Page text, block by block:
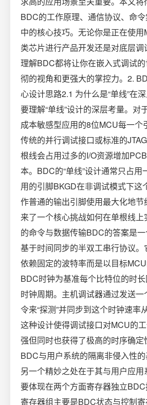
BDC的工作原理、通信协议、命
中的核心技巧。无论你是正在使
类芯片进行产品开发还是对底层
理解BDC都将让你在嵌入式调试
彻的视角和更强大的掌控力。2.
心设计思路2.1 为什么是“单线”在
要理解“单线”设计的深层考量。对
成本敏感型应用的8位MCU每一个
传统的并行调试接口或标准的
根线会占用过多的I/O资源增加
本。BDC的“单线”设计通常只占用
用的引脚BKGD在非调试模式下这
作普通的输出引脚使用最大化地
来了一个核心挑战如何在单根线
的命令与数据传输BDC的答案是一
基于时间同步的半双工串行协议
依赖固定的波特率而是以目标
BDC时钟为基准每个比特位的时
时钟周期。主机调试器通过发送
令来“探测”并同步到这个时钟速率
这种设计使得调试接口对MCU的
强但同时也获得了极高的时序确
BDC与用户系统的隔离非侵入性
另一个精妙之处在于其与用户应
要体现在两个方面寄存器独立
寄存器组主要是BDC状态与控制